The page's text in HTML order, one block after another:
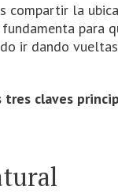
compartir la
ir dando
claves